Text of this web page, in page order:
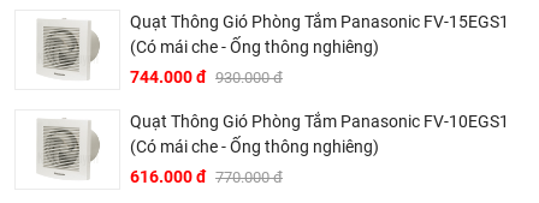
Quạt Thông Gió Phòng Tắm Panasonic FV-15EGS1
(Có mái che - Ống thông nghiêng)
744.000 đ 930.000 đ
Quạt Thông Gió Phòng Tắm Panasonic FV-10EGS1
(Có mái che - Ống thông nghiêng)
616.000 đ 770.000 đ